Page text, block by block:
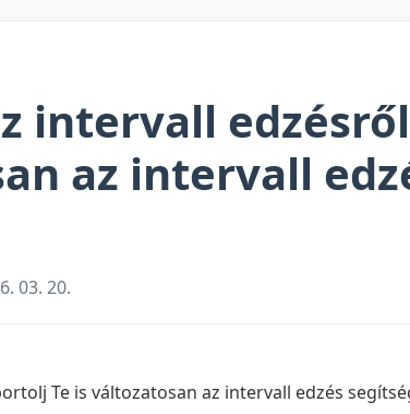
intervall
az intervall
03. 20.